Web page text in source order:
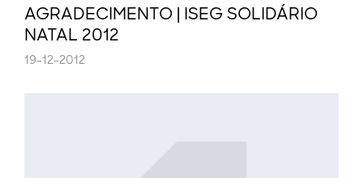
AGRADECIMENTO | ISEG SOLIDÁRIO
NATAL 2012
19-12-2012